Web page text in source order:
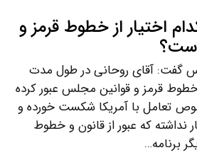
اختیار از خطوط قرمز و
گفت: آقای روحانی در طول مدت
قرمز و قوانین مجلس عبور کرده
تعامل با آمریکا شکست خورده و
نداشته که عبور از قانون و خطوط
برنامه…